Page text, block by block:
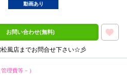
動画あり
お問い合わせ(無料)
風店までお問合せ下さい☆彡
管理費等－）